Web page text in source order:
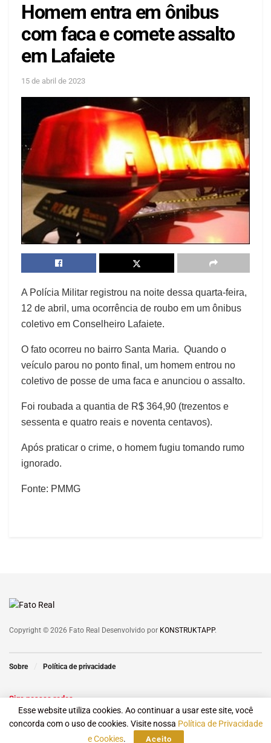
Homem entra em ônibus
com faca e comete assalto
em Lafaiete
15 de abril de 2023
A Polícia Militar registrou na noite dessa quarta-feira,
12 de abril, uma ocorrência de roubo em um ônibus
coletivo em Conselheiro Lafaiete.
O fato ocorreu no bairro Santa Maria. Quando o
veículo parou no ponto final, um homem entrou no
coletivo de posse de uma faca e anunciou o assalto.
Foi roubada a quantia de R$ 364,90 (trezentos e
sessenta e quatro reais e noventa centavos).
Após praticar o crime, o homem fugiu tomando rumo
ignorado.
Fonte: PMMG
Copyright © 2026 Fato Real Desenvolvido por KONSTRUKTAPP.
Sobre Política de privacidade
Siga nossas redes
Esse website utiliza cookies. Ao continuar a usar este site, você
concorda com o uso de cookies. Visite nossa Política de Privacidade
e Cookies. Aceito